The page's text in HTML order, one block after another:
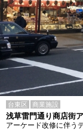
台東区 商業施設
浅草雷門通り商店街
アーケード改修に伴う